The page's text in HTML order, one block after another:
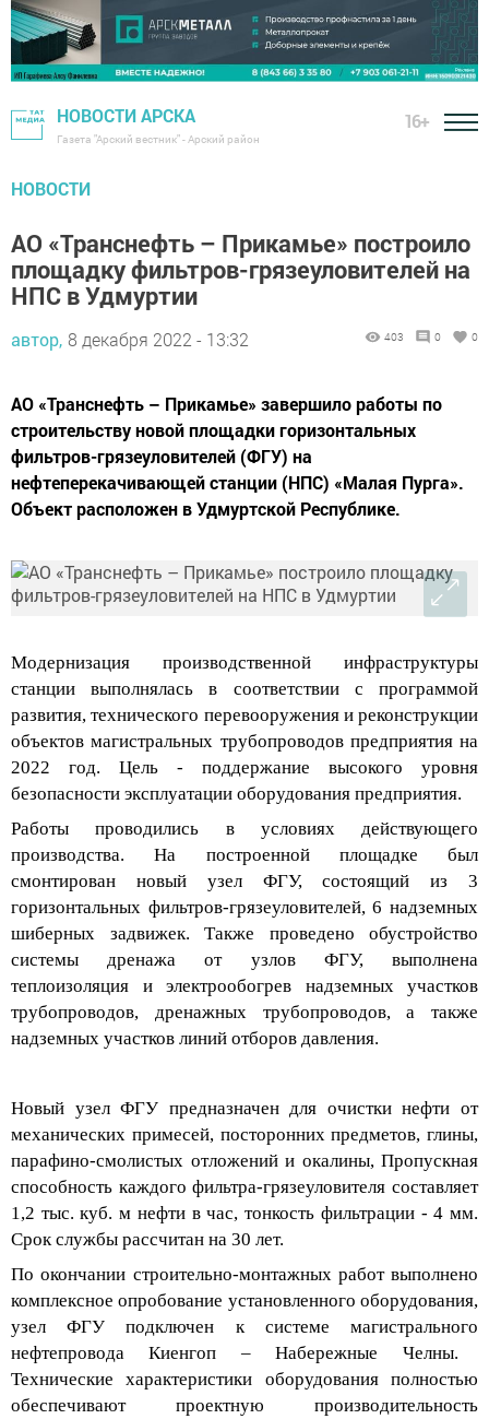
НОВОСТИ АРСКА
Газета "Арский вестник" - Арский район
16+
НОВОСТИ
АО «Транснефть – Прикамье» построило
площадку фильтров-грязеуловителей на
НПС в Удмуртии
автор, 8 декабря 2022 - 13:32 403 0 0
АО «Транснефть – Прикамье» завершило работы по
строительству новой площадки горизонтальных
фильтров-грязеуловителей (ФГУ) на
нефтеперекачивающей станции (НПС) «Малая Пурга».
Объект расположен в Удмуртской Республике.
Модернизация производственной инфраструктуры
станции выполнялась в соответствии с программой
развития, технического перевооружения и реконструкции
объектов магистральных трубопроводов предприятия на
2022 год. Цель - поддержание высокого уровня
безопасности эксплуатации оборудования предприятия.
Работы проводились в условиях действующего
производства. На построеннойплощадке был
смонтирован новый узел ФГУ, состоящий из 3
горизонтальных фильтров-грязеуловителей, 6 надземных
шиберных задвижек. Также проведено обустройство
системы дренажа от узлов ФГУ, выполнена
теплоизоляция и электрообогрев надземных участков
трубопроводов, дренажных трубопроводов, а также
надземных участков линий отборов давления.
Новый узел ФГУ предназначен для очистки нефти от
механических примесей, посторонних предметов, глины,
парафино-смолистых отложений и окалины, Пропускная
способность каждого фильтра-грязеуловителя составляет
1,2 тыс. куб. м нефтив час, тонкость фильтрации -4 мм.
Срок службы рассчитан на 30 лет.
По окончании строительно-монтажных работ выполнено
комплексное опробование установленного оборудования,
узел ФГУ подключен к системе магистрального
нефтепроводаКиенгоп – Набережные Челны.
Технические характеристики оборудования полностью
обеспечивают проектную производительность